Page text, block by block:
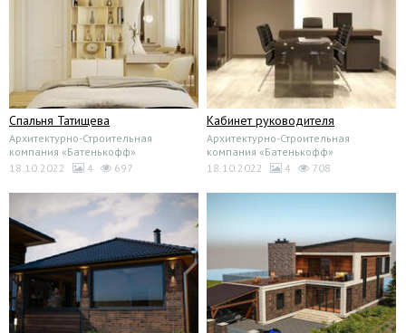
Спальня Татищева
Архитектурно-Строительная
компания «Батенькофф»
18.10.2022
4 697
Кабинет руководителя
Архитектурно-Строительная
компания «Батенькофф»
18.10.2022
4 708